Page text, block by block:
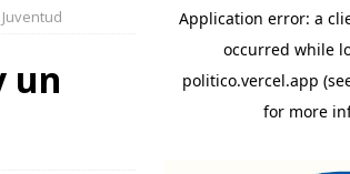
ESTATAL
2026 en el
de
un